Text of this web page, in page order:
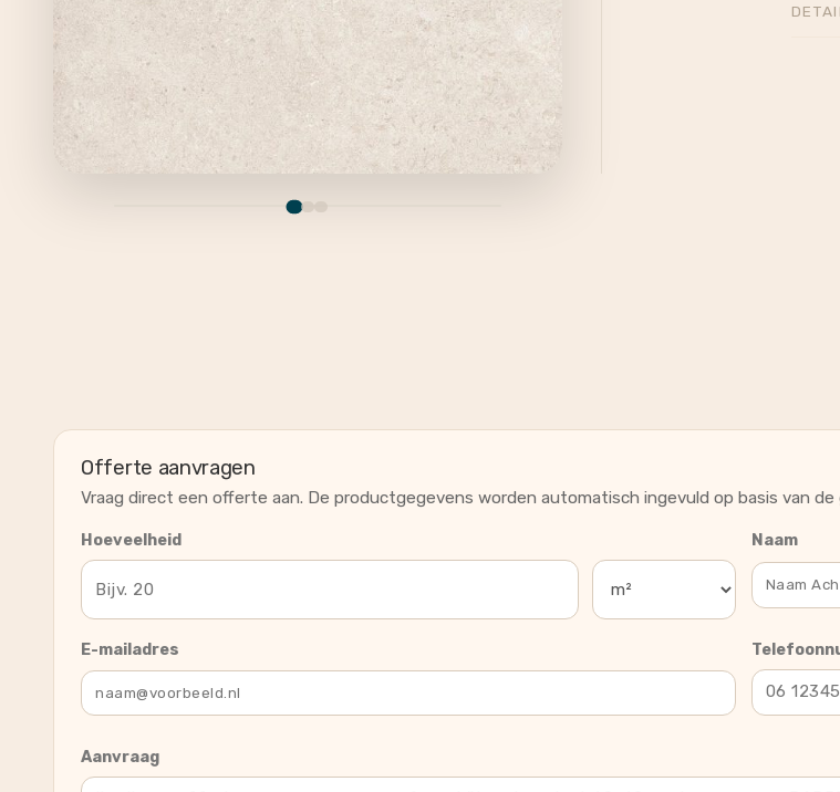
Offerte aanvragen
Vraag direct een offerte aan. De productgegevens worden automatisch ingevuld op basis van de
Hoeveelheid Naam
E-mailadres
Aanvraag